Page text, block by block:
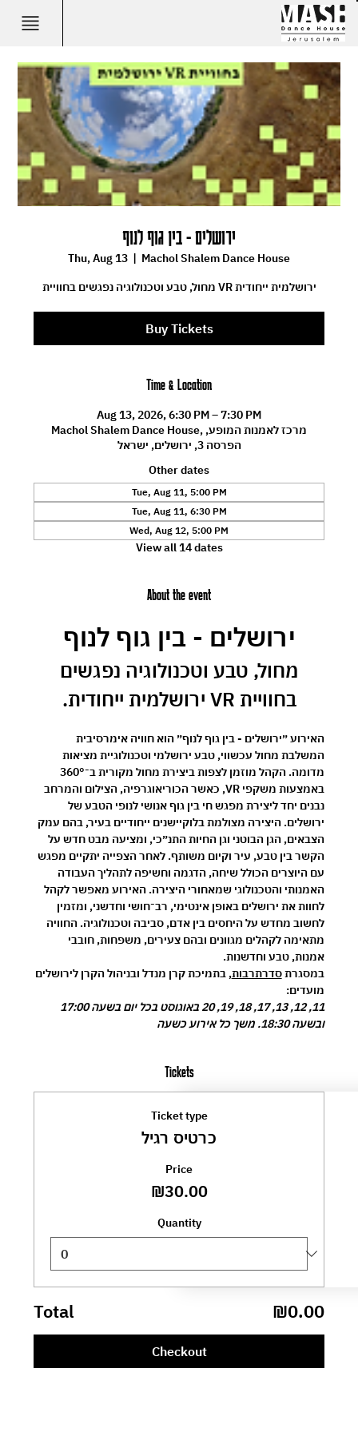
ירושלים - בין גוף לנוף
Thu, Aug 13
  |
Machol Shalem Dance House
מחול, טבע וטכנולוגיה נפגשים בחוויית VR ירושלמית ייחודית
Buy Tickets
Time & Location
Aug 13, 2026, 6:30 PM – 7:30 PM
Machol Shalem Dance House, מרכז לאמנות המופע,
הפרסה 3, ירושלים, ישראל
Other dates
Tue, Aug 11, 5:00 PM
Tue, Aug 11, 6:30 PM
Wed, Aug 12, 5:00 PM
View all 14 dates
About the event
ירושלים - בין גוף לנוף
מחול, טבע וטכנולוגיה נפגשים
בחוויית VR ירושלמית ייחודית.
האירוע ״ירושלים - בין גוף לנוף״ הוא חוויה אימרסיבית
המשלבת מחול עכשווי, טבע ירושלמי וטכנולוגיית מציאות
באמצעות משקפי VR, כאשר הכוריאוגרפיה, הצילום והמרחב
נבנים יחד ליצירת מפגש חי בין גוף אנושי לנופי הטבע של
ירושלים. היצירה מצולמת בלוקיישנים ייחודיים בעיר, בהם עמק
הצבאים, הגן הבוטני וגן החיות התנ״כי, ומציעה מבט חדש על
הקשר בין טבע, עיר וקיום משותף. לאחר הצפייה יתקיים מפגש
עם היוצרים הכולל שיחה, הדגמה וחשיפה לתהליך העבודה
האמנותי והטכנולוגי שמאחורי היצירה. האירוע מאפשר לקהל
לחוות את ירושלים באופן אינטימי, רב־חושי וחדשני, ומזמין
לחשוב מחדש על היחסים בין אדם, סביבה וטכנולוגיה. החוויה
מתאימה לקהלים מגוונים ובהם צעירים, משפחות, חובבי
אמנות, טבע וחדשנות.
במסגרת סדרתרבות, בתמיכת קרן מנדל ובניהול הקרן לירושלים
מועדים:
ובשעה 18:30. משך כל אירוע כשעה
Tickets
Ticket type
כרטיס רגיל
Price
₪30.00
Quantity
Total ₪0.00
Checkout